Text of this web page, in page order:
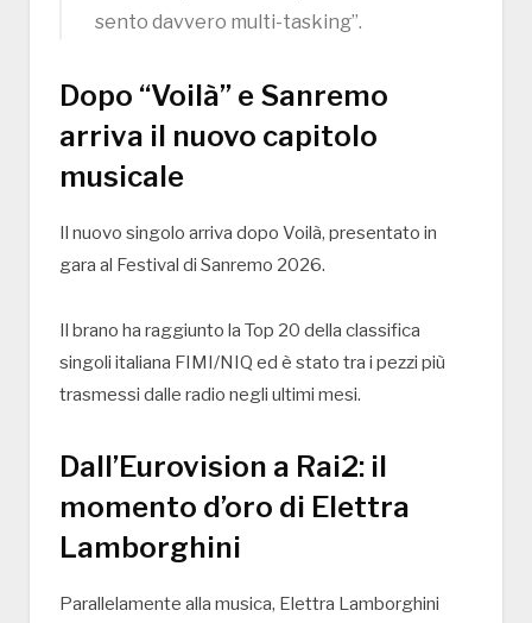
sento davvero multi-tasking”.
Dopo “Voilà” e Sanremo
arriva il nuovo capitolo
musicale
Il nuovo singolo arriva dopo Voilà, presentato in
gara al Festival di Sanremo 2026.
Il brano ha raggiunto la Top 20 della classifica
singoli italiana FIMI/NIQ ed è stato tra i pezzi più
trasmessi dalle radio negli ultimi mesi.
Dall’Eurovision a Rai2: il
momento d’oro di Elettra
Lamborghini
Parallelamente alla musica, Elettra Lamborghini